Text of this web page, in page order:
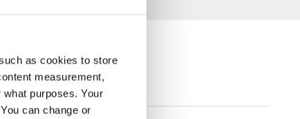
as cookies to store
measurement,
purposes. Your
can change or